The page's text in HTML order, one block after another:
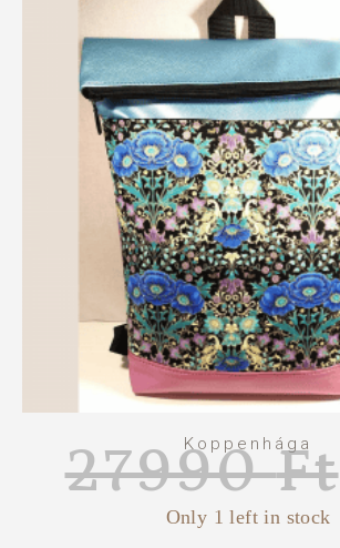
Koppenhága
27990Ft
Only 1 left in stock